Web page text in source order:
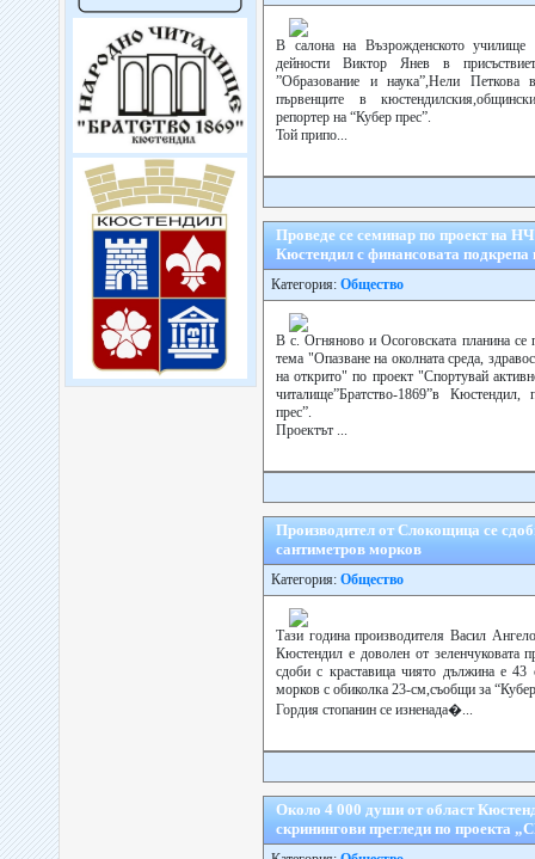
В салона на Възрожденското училище
дейности Виктор Янев в
”Образование и наука”,Нели Петкова
първенците в
репортер на “Кубер прес”.
Той припо...
Проведе се семинар по проект на
Кюстендил с финансовата
Категория: Общество
В с. Огняново и Осоговската планина се
тема "Опазване на околната среда,
на открито" по проект "Спортувай
читалище”Братство-1869”в
прес”.
Проектът ...
Производител от Слокощица се
сантиметров морков
Категория: Общество
Тази година производителя Васил
Кюстендил е доволен от зеленчуковата
сдоби с краставица чиято дължина е 43
морков с обиколка 23-см,съобщи за
Гордия стопанин се изненада�...
Около 4 000 души от област
скринингови прегледи по проекта